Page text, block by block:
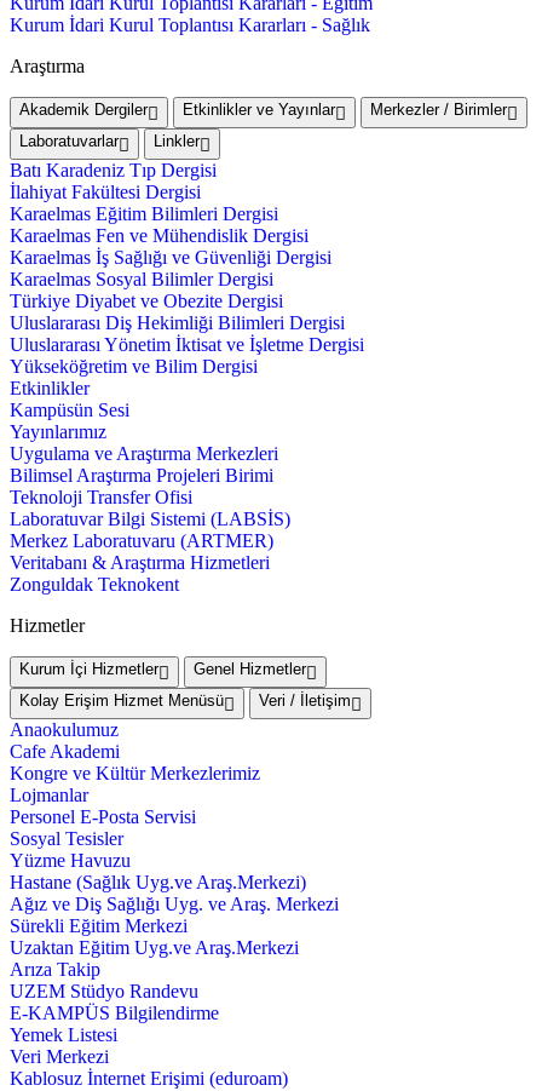
Kurum İdari Kurul Toplantısı Kararları - Sağlık
Araştırma
Akademik Dergiler Etkinlikler ve Yayınlar
Merkezler / Birimler
Laboratuvarlar
Linkler
Batı Karadeniz Tıp Dergisi
İlahiyat Fakültesi Dergisi
Karaelmas Eğitim Bilimleri Dergisi
Karaelmas Fen ve Mühendislik Dergisi
Karaelmas İş Sağlığı ve Güvenliği Dergisi
Karaelmas Sosyal Bilimler Dergisi
Türkiye Diyabet ve Obezite Dergisi
Uluslararası Diş Hekimliği Bilimleri Dergisi
Uluslararası Yönetim İktisat ve İşletme Dergisi
Yükseköğretim ve Bilim Dergisi
Etkinlikler
Kampüsün Sesi
Yayınlarımız
Uygulama ve Araştırma Merkezleri
Bilimsel Araştırma Projeleri Birimi
Teknoloji Transfer Ofisi
Laboratuvar Bilgi Sistemi (LABSİS)
Merkez Laboratuvaru (ARTMER)
Veritabanı & Araştırma Hizmetleri
Zonguldak Teknokent
Hizmetler
Kurum İçi Hizmetler
Genel Hizmetler
Kolay Erişim Hizmet Menüsü
Veri / İletişim
Anaokulumuz
Cafe Akademi
Kongre ve Kültür Merkezlerimiz
Lojmanlar
Personel E-Posta Servisi
Sosyal Tesisler
Yüzme Havuzu
Hastane (Sağlık Uyg.ve Araş.Merkezi)
Ağız ve Diş Sağlığı Uyg. ve Araş. Merkezi
Sürekli Eğitim Merkezi
Uzaktan Eğitim Uyg.ve Araş.Merkezi
Arıza Takip
UZEM Stüdyo Randevu
E-KAMPÜS Bilgilendirme
Yemek Listesi
Veri Merkezi
Kablosuz İnternet Erişimi (eduroam)